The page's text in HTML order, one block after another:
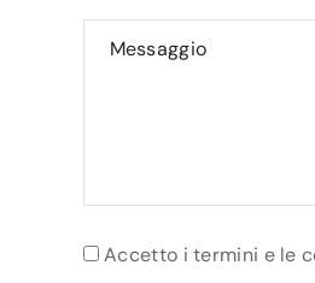
Accetto i termini e le